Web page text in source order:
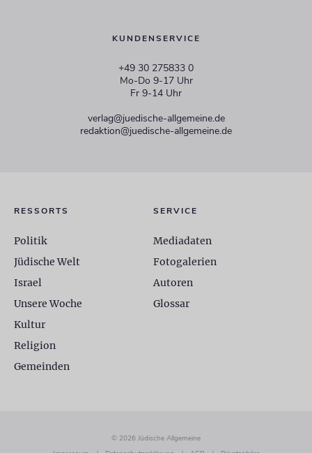
KUNDENSERVICE
+49 30 275833 0
Mo-Do 9-17 Uhr
Fr 9-14 Uhr
verlag@juedische-allgemeine.de
redaktion@juedische-allgemeine.de
RESSORTS
Politik
Jüdische Welt
Israel
Unsere Woche
Kultur
Religion
Gemeinden
SERVICE
Mediadaten
Fotogalerien
Autoren
Glossar
© 2026 Jüdische Allgemeine